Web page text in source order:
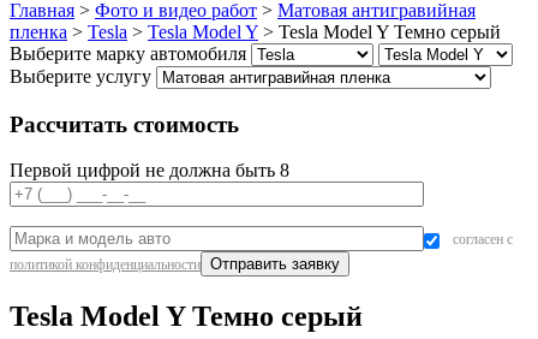
Главная > Фото и видео работ > Матовая антигравийная
пленка > Tesla > Tesla Model Y > Tesla Model Y Темно серый
Выберите марку автомобиля
Выберите услугу
Рассчитать стоимость
Первой цифрой не должна быть 8
согласен с
политикой конфиденциальности
Tesla Model Y Темно серый